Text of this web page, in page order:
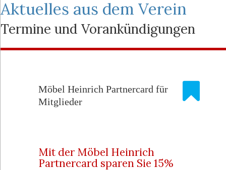
Aktuelles aus dem Verein
Termine und Vorankündigungen
Möbel Heinrich Partnercard für
Mitglieder
Mit der Möbel Heinrich
Partnercard sparen Sie 15%